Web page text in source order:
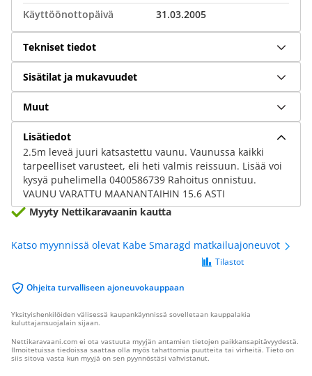
Käyttöönottopäivä
31.03.2005
Tekniset tiedot
Sisätilat ja mukavuudet
Muut
Lisätiedot
2.5m leveä juuri katsastettu vaunu. Vaunussa kaikki
tarpeelliset varusteet, eli heti valmis reissuun. Lisää voi
kysyä puhelimella 0400586739 Rahoitus onnistuu.
VAUNU VARATTU MAANANTAIHIN 15.6 ASTI
Myyty Nettikaravaanin kautta
Katso myynnissä olevat Kabe Smaragd matkailuajoneuvot
Ohjeita turvalliseen ajoneuvokauppaan
Tilastot
Yksityishenkilöiden välisessä kaupankäynnissä sovelletaan kauppalakia
kuluttajansuojalain sijaan.
Nettikaravaani.com ei ota vastuuta myyjän antamien tietojen paikkansapitävyydestä.
Ilmoitetuissa tiedoissa saattaa olla myös tahattomia puutteita tai virheitä. Tieto on
siis sitova vasta kun myyjä on sen pyynnöstäsi vahvistanut.